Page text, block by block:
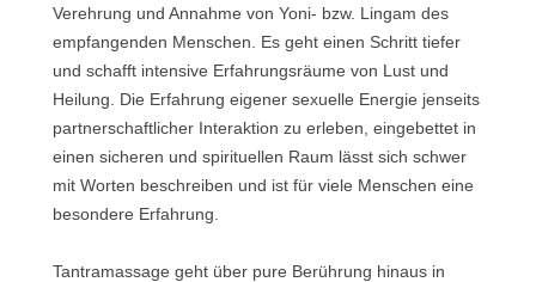
Verehrung und Annahme von Yoni- bzw. Lingam des
empfangenden Menschen. Es geht einen Schritt tiefer
und schafft intensive Erfahrungsräume von Lust und
Heilung. Die Erfahrung eigener sexuelle Energie jenseits
partnerschaftlicher Interaktion zu erleben, eingebettet in
einen sicheren und spirituellen Raum lässt sich schwer
mit Worten beschreiben und ist für viele Menschen eine
besondere Erfahrung.
Tantramassage geht über pure Berührung hinaus in